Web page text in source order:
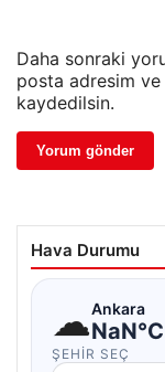
Daha sonraki
posta adresim ve
kaydedilsin.
Hava Durumu
☁Ankara
NaN°C
ŞEHIR SEÇ